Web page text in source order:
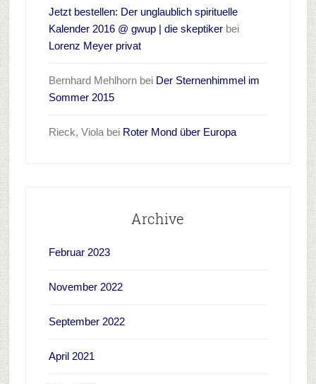
Jetzt bestellen: Der unglaublich spirituelle
Kalender 2016 @ gwup | die skeptikerbei
Lorenz Meyer privat
Bernhard Mehlhornbei Der Sternenhimmel im
Sommer 2015
Rieck, Violabei Roter Mond über Europa
Archive
Februar 2023
November 2022
September 2022
April 2021